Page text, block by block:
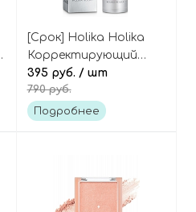
[Срок] Holika Holika
Корректирующий
праймер с цветовыми
капсулами, Naked Face
Balancing Primer
395 руб. / шт
790 руб.
Подробнее